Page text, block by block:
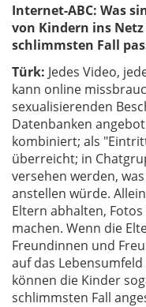
Internet-ABC: Was
von Kindern ins
schlimmsten Fall
Türk: Jedes Video,
kann online
sexualisierenden
Datenbanken
kombiniert; als
überreicht; in
versehen werden,
anstellen würde.
Eltern abhalten,
machen. Wenn die
Freundinnen und
auf das
können die Kinder
schlimmsten Fall